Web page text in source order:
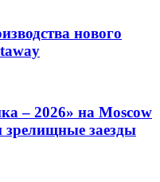
нового
– 2026» на Moscow
зрелищные заезды